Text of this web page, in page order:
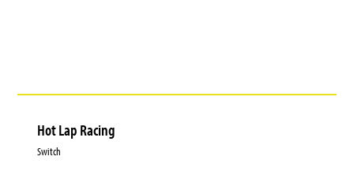
Hot Lap Racing
Switch